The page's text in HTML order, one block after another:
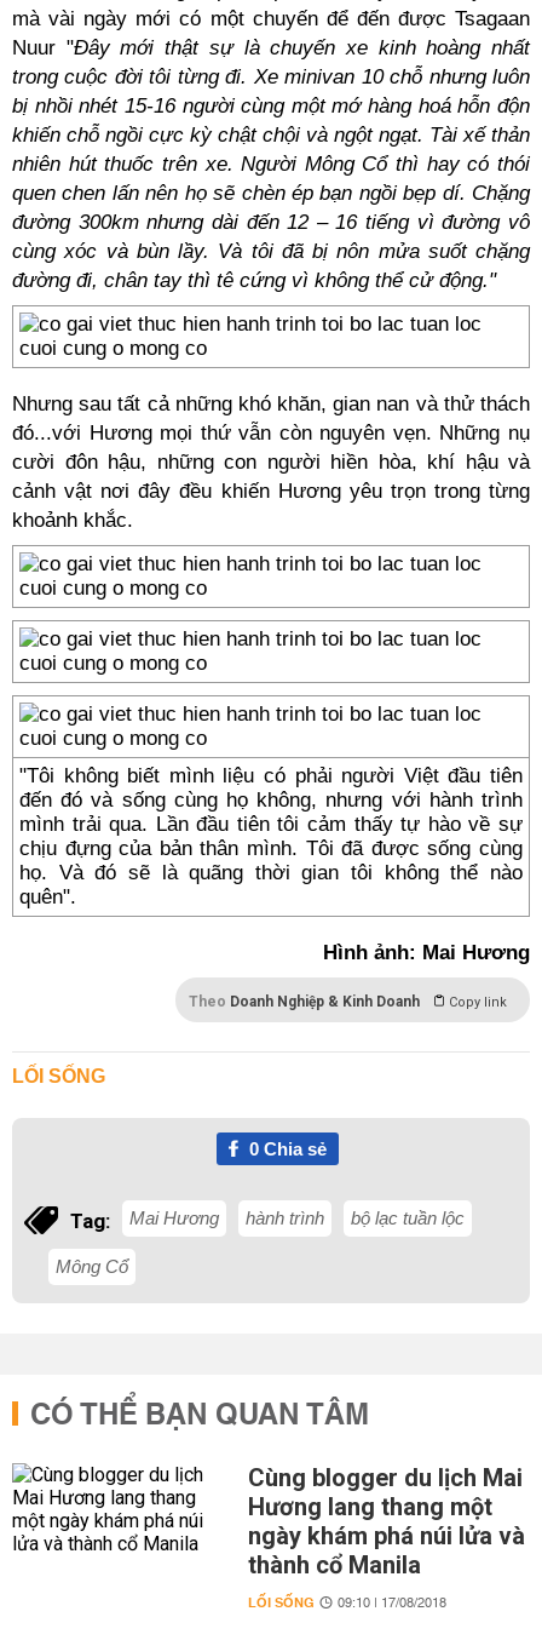
mà vài ngày mới có một chuyến để đến được Tsagaan
Nuur "Đây mới thật sự là chuyến xe kinh hoàng nhất
trong cuộc đời tôi từng đi. Xe minivan 10 chỗ nhưng luôn
bị nhồi nhét 15-16 người cùng một mớ hàng hoá hỗn độn
khiến chỗ ngồi cực kỳ chật chội và ngột ngạt. Tài xế thản
nhiên hút thuốc trên xe. Người Mông Cổ thì hay có thói
quen chen lấn nên họ sẽ chèn ép bạn ngồi bẹp dí. Chặng
đường 300km nhưng dài đến 12 – 16 tiếng vì đường vô
cùng xóc và bùn lầy. Và tôi đã bị nôn mửa suốt chặng
đường đi, chân tay thì tê cứng vì không thể cử động."
Nhưng sau tất cả những khó khăn, gian nan và thử thách
đó...với Hương mọi thứ vẫn còn nguyên vẹn. Những nụ
cười đôn hậu, những con người hiền hòa, khí hậu và
cảnh vật nơi đây đều khiến Hương yêu trọn trong từng
khoảnh khắc.
"Tôi không biết mình liệu có phải người Việt đầu tiên
đến đó và sống cùng họ không, nhưng với hành trình
mình trải qua. Lần đầu tiên tôi cảm thấy tự hào về sự
chịu đựng của bản thân mình. Tôi đã được sống cùng
họ. Và đó sẽ là quãng thời gian tôi không thể nào
quên".
Hình ảnh: Mai Hương
Theo Doanh Nghiệp & Kinh Doanh Copy link
LỐI SỐNG
0Chia sẻ
Tag: Mai Hương hành trình bộ lạc tuần lộc
Mông Cổ
CÓ THỂ BẠN QUAN TÂM
Cùng blogger du lịch Mai
Hương lang thang một
ngày khám phá núi lửa và
thành cổ Manila
LỐI SỐNG 09:10 | 17/08/2018